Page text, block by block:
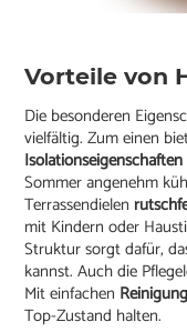
Vorteile von
Die besonderen
vielfältig. Zum einen
Isolationseigenschaften
Sommer angenehm
Terrassendielen
mit Kindern oder
Struktur sorgt dafür,
kannst. Auch die
Mit einfachen
Top-Zustand halten.